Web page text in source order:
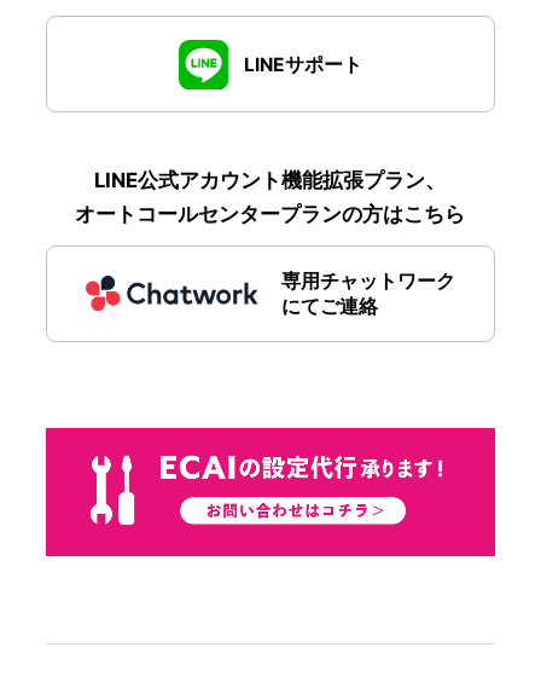
LINEサポート
LINE公式アカウント機能拡張プラン、
オートコールセンタープランの方はこちら
専用チャットワーク
にてご連絡